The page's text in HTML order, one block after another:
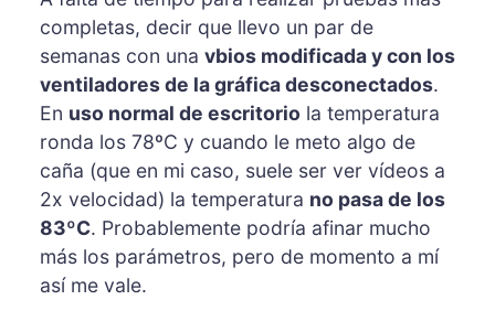
completas, decir que llevo un par de
semanas con una vbios modificada y con los
ventiladores de la gráfica desconectados.
En uso normal de escritorio la temperatura
ronda los 78ºC y cuando le meto algo de
caña (que en mi caso, suele ser ver vídeos a
2x velocidad) la temperatura no pasa de los
83ºC. Probablemente podría afinar mucho
más los parámetros, pero de momento a mí
así me vale.